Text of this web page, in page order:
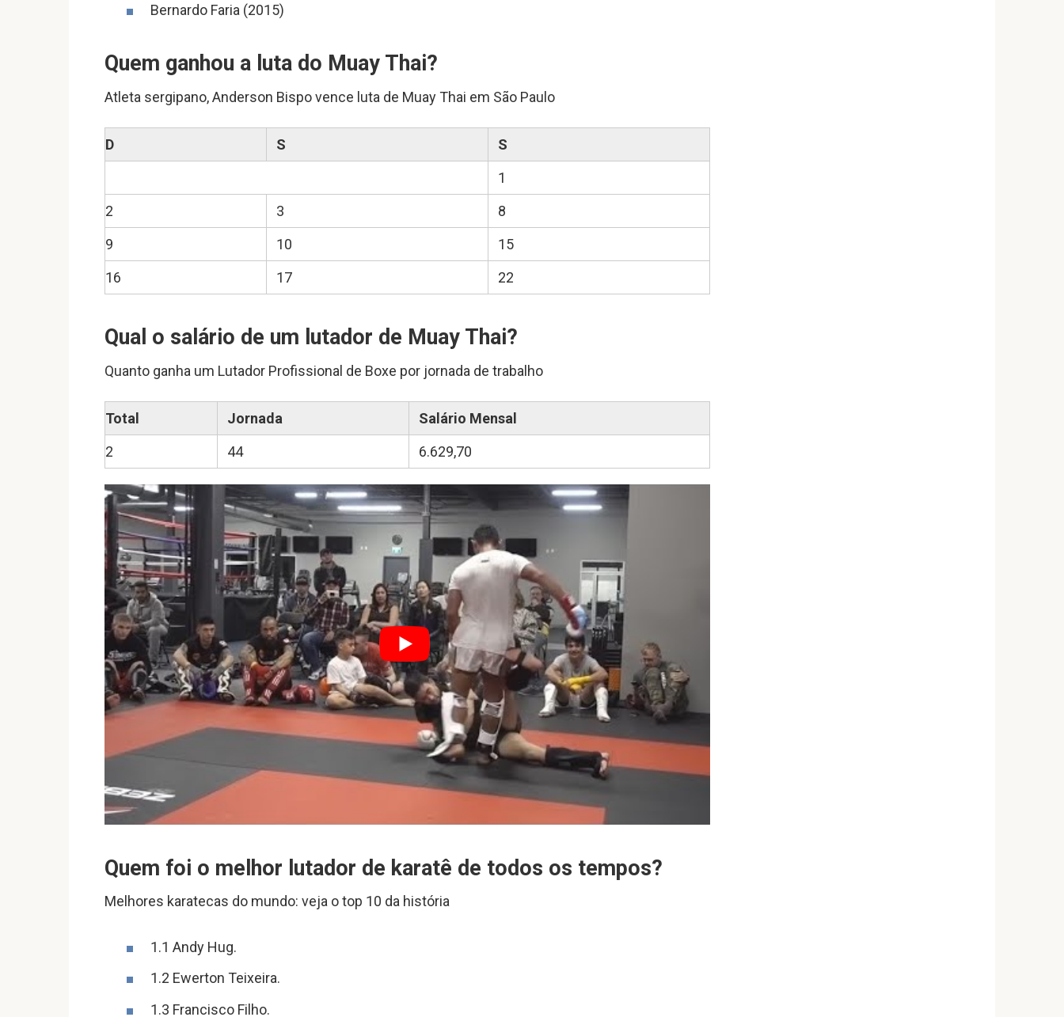
Bernardo Faria (2015)
Quem ganhou a luta do Muay Thai?
Atleta sergipano, Anderson Bispo vence luta de Muay Thai em São Paulo
D S
S
1
2
3
8
9
10
15
16
17 22
Qual o salário de um lutador de Muay Thai?
Quanto ganha um Lutador Profissional de Boxe por jornada de trabalho
Total Jornada
Salário Mensal
2
44 6.629,70
Quem foi o melhor lutador de karatê de todos os tempos?
Melhores karatecas do mundo: veja o top 10 da história
1.1 Andy Hug.
1.2 Ewerton Teixeira.
1.3 Francisco Filho.